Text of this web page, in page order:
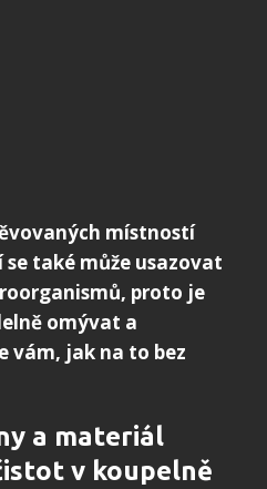
místností
také může usazovat
proto je
omývat a
vám, jak na to bez
a materiál
v koupelně